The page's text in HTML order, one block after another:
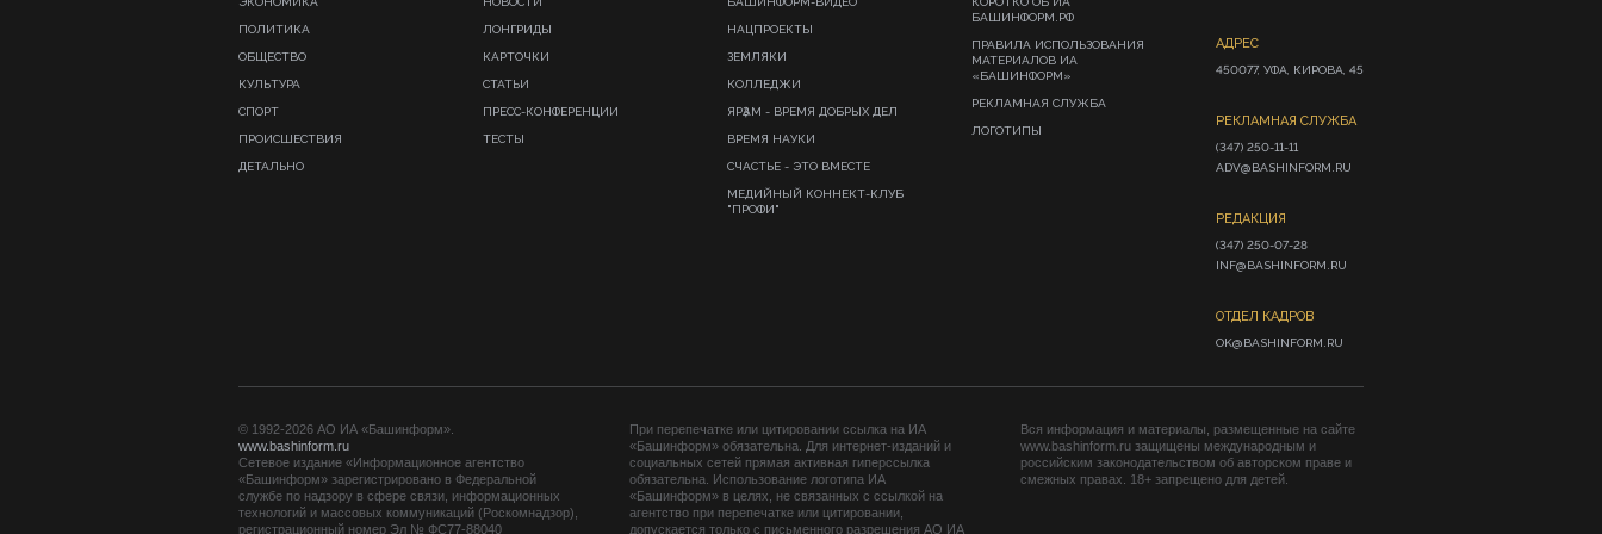
ПОЛИТИКА
ОБЩЕСТВО
КУЛЬТУРА
СПОРТ
ПРОИСШЕСТВИЯ
ДЕТАЛЬНО
ЛОНГРИДЫ
КАРТОЧКИ
СТАТЬИ
ПРЕСС-КОНФЕРЕНЦИИ
ТЕСТЫ
НАЦПРОЕКТЫ
ЗЕМЛЯКИ
КОЛЛЕДЖИ
ЯРҘАМ - ВРЕМЯ ДОБРЫХ ДЕЛ
ВРЕМЯ НАУКИ
СЧАСТЬЕ - ЭТО ВМЕСТЕ
МЕДИЙНЫЙ КОННЕКТ-КЛУБ
"ПРОФИ"
БАШИНФОРМ.РФ
ПРАВИЛА ИСПОЛЬЗОВАНИЯ
МАТЕРИАЛОВ ИА
«БАШИНФОРМ»
РЕКЛАМНАЯ СЛУЖБА
ЛОГОТИПЫ
АДРЕС
450077, УФА, КИРОВА, 45
РЕКЛАМНАЯ СЛУЖБА
(347) 250-11-11
ADV@BASHINFORM.RU
РЕДАКЦИЯ
(347) 250-07-28
INF@BASHINFORM.RU
ОТДЕЛ КАДРОВ
OK@BASHINFORM.RU
© 1992-2026 АО ИА «Башинформ».
www.bashinform.ru
Сетевое издание «Информационное агентство
«Башинформ» зарегистрировано в Федеральной
службе по надзору в сфере связи, информационных
технологий и массовых коммуникаций (Роскомнадзор),
регистрационный номер Эл № ФС77-88040
При перепечатке или цитировании ссылка на ИА
«Башинформ» обязательна. Для интернет-изданий и
социальных сетей прямая активная гиперссылка
обязательна. Использование логотипа ИА
«Башинформ» в целях, не связанных с ссылкой на
агентство при перепечатке или цитировании,
допускается только с письменного разрешения АО ИА
Вся информация и материалы, размещенные на сайте
www.bashinform.ru защищены международным и
российским законодательством об авторском праве и
смежных правах. 18+ запрещено для детей.